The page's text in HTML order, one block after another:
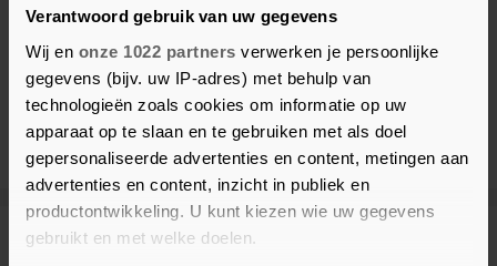
Verantwoord gebruik van uw gegevens
Wij en onze 1022 partners verwerken je persoonlijke
gegevens (bijv. uw IP-adres) met behulp van
technologieën zoals cookies om informatie op uw
apparaat op te slaan en te gebruiken met als doel
gepersonaliseerde advertenties en content, metingen aan
advertenties en content, inzicht in publiek en
productontwikkeling. U kunt kiezen wie uw gegevens
gebruikt en met welke doelen.
Meer uit Politiek